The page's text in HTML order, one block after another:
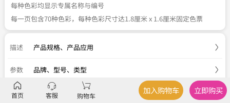
每种色彩均显示专属名称与编号
每一页包含70种色彩，每种色彩尺寸达1.8厘米 x 1.6厘米固定色票
描述 产品规格、 产品应用
参数 品牌、型号、类型
服务 官方正品 关于税费、 七天退换
首页 客服 购物车
加入购物车 立即购买